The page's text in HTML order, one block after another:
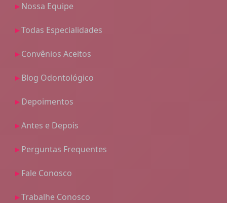
Nossa Equipe
Todas Especialidades
Convênios Aceitos
Blog Odontológico
Depoimentos
Antes e Depois
Perguntas Frequentes
Fale Conosco
Trabalhe Conosco